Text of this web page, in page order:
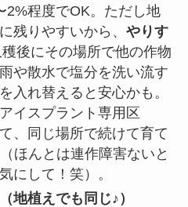
2%程度でOK。ただし地
残りやすいから、 やりす
後にその場所で他の作物
や散水で塩分を洗い流す
入れ替えると安心かも。
イスプラント専用区
、同じ場所で続けて育て
ほんとは連作障害ないと
にして！笑）。
地植えでも同じ♪）